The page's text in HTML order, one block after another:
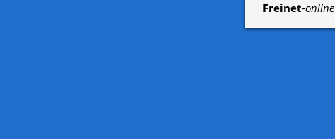
Freinet-online